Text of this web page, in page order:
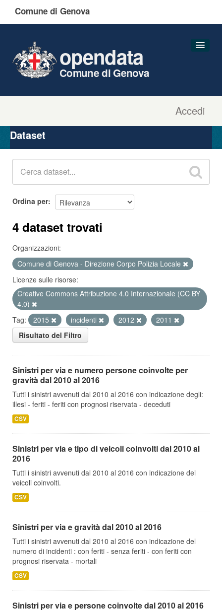
Comune di Genova
Accedi
opendata
Comune di Genova
Organizzazioni
Gruppi
Dataset
Ordina per
4 dataset trovati
Organizzazioni:
Comune di Genova - Direzione Corpo Polizia Locale
Licenze sulle risorse:
Creative Commons Attribuzione 4.0 Internazionale (CC BY
4.0)
Tag:
2015 incidenti 2012
2011
Risultato del Filtro
Sinistri per via e numero persone coinvolte per
gravità dal 2010 al 2016
Tutti i sinistri avvenuti dal 2010 al 2016 con indicazione degli:
illesi - feriti - feriti con prognosi riservata - deceduti
CSV
Sinistri per via e tipo di veicoli coinvolti dal 2010 al
2016
Tutti i sinistri avvenuti dal 2010 al 2016 con indicazione dei
veicoli coinvolti.
CSV
Sinistri per via e gravità dal 2010 al 2016
Tutti i sinistri avvenuti dal 2010 al 2016 con indicazione del
numero di incidenti : con feriti - senza feriti - con feriti con
prognosi riservata - mortali
CSV
Sinistri per via e persone coinvolte dal 2010 al 2016